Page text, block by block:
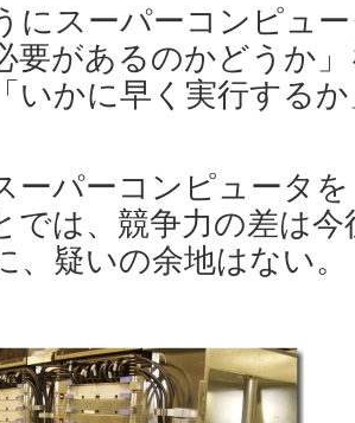
にスーパーコンピュ
要があるのかどうか
いかに早く実行する
ーパーコンピュータ
では、競争力の差は
、疑いの余地はない。